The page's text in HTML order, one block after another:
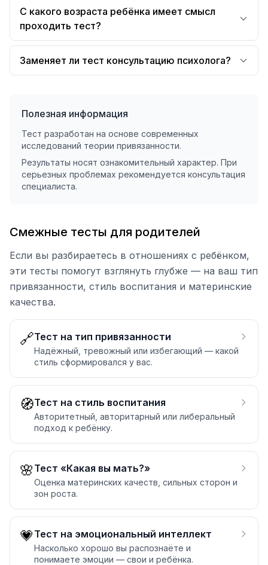
С какого возраста ребёнка имеет смысл
проходить тест?
Заменяет ли тест консультацию психолога?
Полезная информация
Тест разработан на основе современных
исследований теории привязанности.
Результаты носят ознакомительный характер. При
серьезных проблемах рекомендуется консультация
специалиста.
Смежные тесты для родителей
Если вы разбираетесь в отношениях с ребёнком,
эти тесты помогут взглянуть глубже — на ваш тип
привязанности, стиль воспитания и материнские
качества.
🔗Тест на тип привязанности
Надёжный, тревожный или избегающий — какой
стиль сформировался у вас.
🧭Тест на стиль воспитания
Авторитетный, авторитарный или либеральный
подход к ребёнку.
🌸 Тест «Какая вы мать?»
Оценка материнских качеств, сильных сторон и
зон роста.
💗 Тест на эмоциональный интеллект
Насколько хорошо вы распознаёте и
понимаете эмоции — свои и ребёнка.